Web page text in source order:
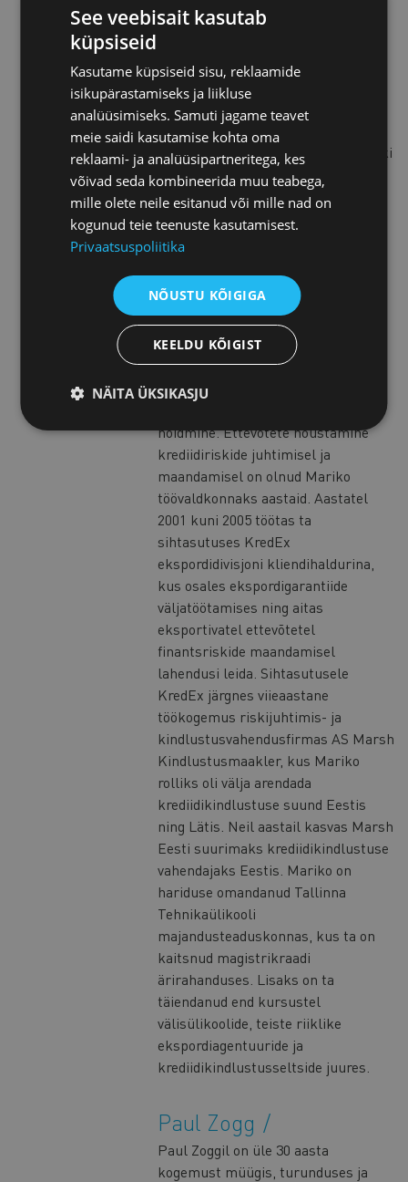
tselluloosi- ja paberiettevõttes, kus
esimees ja nüüd ka nõukogu liige.
Varem oli ta AS Estonian Cell
juhatuse liige. Riia on sündinud
Tartus ja ta on lõpetanud Müncheni
ülikooli ärijuhtimise eriala ning pikki
aastaid elanud nii Saksamaal kui ka
Austrias.
Mariko Rukholm
Mariko Rukholm on riikliku
krediidikindlustusseltsi AS KredEx
Krediidikindlustus üks käivitajatest,
mis alustas tegevust aastal 2010.
Tema vastutusvaldkondadeks täna
on teenuste arendus,
hoidmine. Ettevõtete nõustamine
krediidiriskide juhtimisel ja
maandamisel on olnud Mariko
töövaldkonnaks aastaid. Aastatel
2001 kuni 2005 töötas ta
sihtasutuses KredEx
ekspordidivisjoni kliendihaldurina,
kus osales ekspordigarantiide
väljatöötamises ning aitas
eksportivatel ettevõtetel
finantsriskide maandamisel
lahendusi leida. Sihtasutusele
KredEx järgnes viieaastane
töökogemus riskijuhtimis- ja
kindlustusvahendusfirmas AS Marsh
Kindlustusmaakler, kus Mariko
rolliks oli välja arendada
krediidikindlustuse suund Eestis
ning Lätis. Neil aastail kasvas Marsh
Eesti suurimaks krediidikindlustuse
vahendajaks Eestis. Mariko on
hariduse omandanud Tallinna
Tehnikaülikooli
majandusteaduskonnas, kus ta on
kaitsnud magistrikraadi
ärirahanduses. Lisaks on ta
täiendanud end kursustel
välisülikoolide, teiste riiklike
ekspordiagentuuride ja
krediidikindlustusseltside juures.
Paul Zogg
Paul Zoggil on üle 30 aasta
kogemust müügis, turunduses ja
See veebisait kasutab
küpsiseid
Kasutame küpsiseid sisu, reklaamide
isikupärastamiseks ja liikluse
analüüsimiseks. Samuti jagame teavet
meie saidi kasutamise kohta oma
reklaami- ja analüüsipartneritega, kes
võivad seda kombineerida muu teabega,
mille olete neile esitanud või mille nad on
kogunud teie teenuste kasutamisest.
Privaatsuspoliitika
NÕUSTU KÕIGIGA
KEELDU KÕIGIST
NÄITA ÜKSIKASJU